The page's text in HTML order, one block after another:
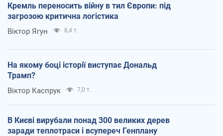
Кремль переносить війну в тил Європи: під
загрозою критична логістика
Віктор Ягун 8,4 т.
На якому боці історії виступає Дональд
Трамп?
Віктор Каспрук 7,0 т.
В Києві вирубали понад 300 великих дерев
заради теплотраси і всупереч Генплану